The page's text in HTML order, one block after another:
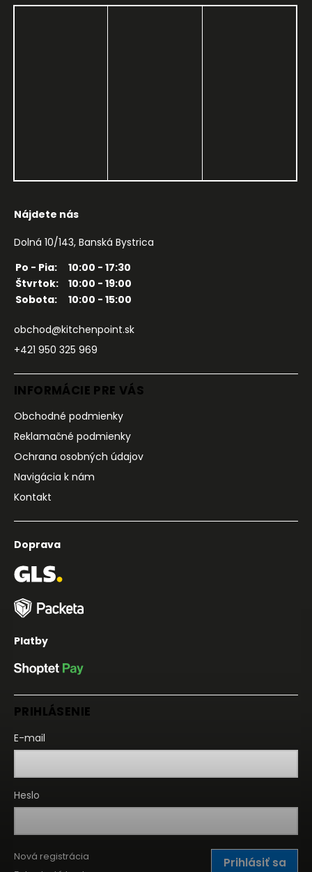
Nájdete nás
Dolná 10/143, Banská Bystrica
Po - Pia:
10:00 - 17:30
Štvrtok:
10:00 - 19:00
Sobota:
10:00 - 15:00
obchod@kitchenpoint.sk
+421 950 325 969
INFORMÁCIE PRE VÁS
Obchodné podmienky
Reklamačné podmienky
Ochrana osobných údajov
Navigácia k nám
Kontakt
Doprava
Platby
PRIHLÁSENIE
E-mail
Heslo
Prihlásiť sa
Nová registrácia